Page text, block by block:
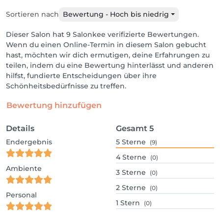
Sortieren nach Bewertung - Hoch bis niedrig
Dieser Salon hat 9 Salonkee verifizierte Bewertungen.
Wenn du einen Online-Termin in diesem Salon gebucht
hast, möchten wir dich ermutigen, deine Erfahrungen zu
teilen, indem du eine Bewertung hinterlässt und anderen
hilfst, fundierte Entscheidungen über ihre
Schönheitsbedürfnisse zu treffen.
Bewertung hinzufügen
Details
Endergebnis
Ambiente
Personal
Gesamt 5
5 Sterne (9)
4 Sterne (0)
3 Sterne (0)
2 Sterne (0)
1 Stern (0)